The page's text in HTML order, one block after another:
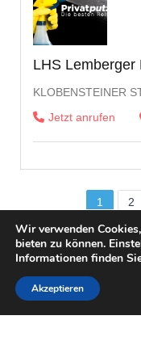
LHS Lemberger
KLOBENSTEINER
Jetzt anrufen
1 2
Wir verwenden
bieten zu können.
Informationen finden
Akzeptieren